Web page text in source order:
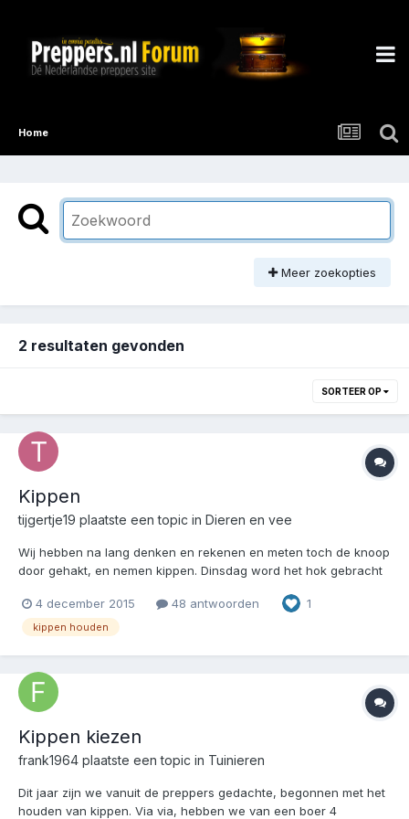
Home
Meer zoekopties
2 resultaten gevonden
SORTEER OP
Kippen
tijgertje19 plaatste een topic in Dieren en vee
Wij hebben na lang denken en rekenen en meten toch de knoop
door gehakt, en nemen kippen. Dinsdag word het hok gebracht
kipjes ophalen. Nu heel veel lezen en leren over kipjes :-). Best
leuk om te zien hoeveel je kunt doen met een klein...
4 december 2015 48 antwoorden 1
kippen houden
Kippen kiezen
frank1964 plaatste een topic in Tuinieren
Dit jaar zijn we vanuit de preppers gedachte, begonnen met het
houden van kippen. Via via, hebben we van een boer 4